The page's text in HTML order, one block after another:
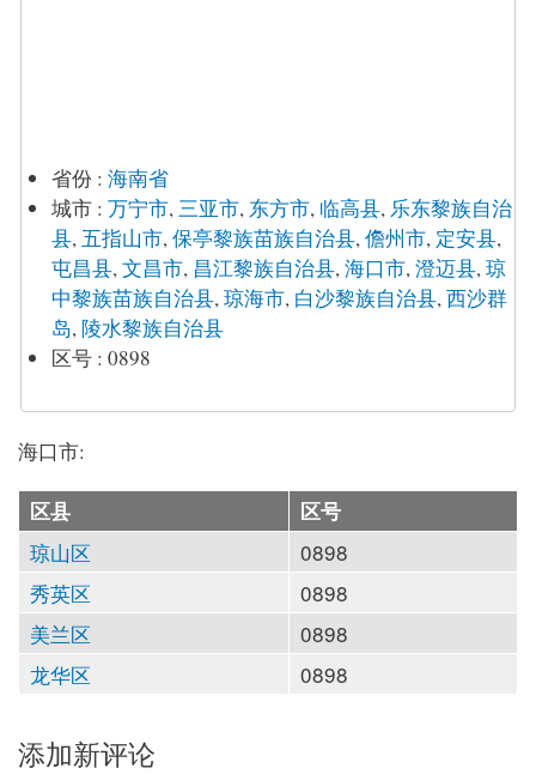
省份 : 海南省
城市 : 万宁市,三亚市, 东方市, 临高县, 乐东黎族自治
县,五指山市,保亭黎族苗族自治县,儋州市, 定安县,
屯昌县,文昌市, 昌江黎族自治县,海口市,澄迈县,琼
中黎族苗族自治县,琼海市, 白沙黎族自治县,西沙群
岛,陵水黎族自治县
区号 : 0898
海口市:
区县 区号
琼山区
0898
秀英区
0898
美兰区
0898
龙华区
0898
添加新评论